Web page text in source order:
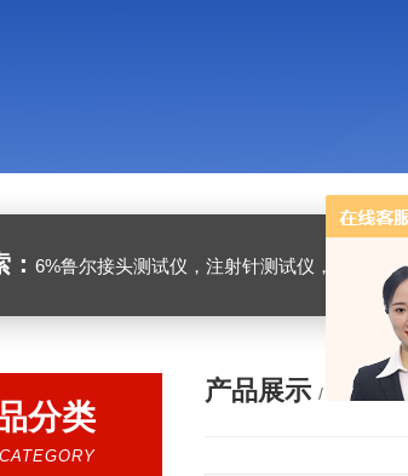
6%鲁尔接头测试仪，注射针测试仪，注射器测试仪，缝合针测试仪，缝合线测试仪，导管测试仪，
分类
产品展示 /